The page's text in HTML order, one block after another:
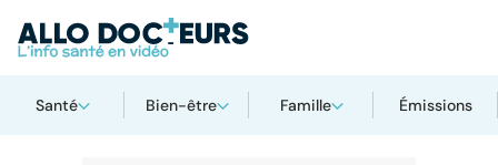
Santé Bien-être Famille Émissions